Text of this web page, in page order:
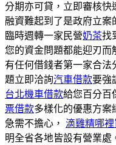
分期亦可貸，立即審核快
融資難起到了是政府立案
臨時週轉一家民營奶茶找
您的資金問題都能迎刃而
有任何借錢者第一家合法
題立即洽詢汽車借款要強
台北機車借款給您百分百
票借款多樣化的優惠方案
急需不擔心， 滴雞精哪裡
明全省各地皆設有營業處